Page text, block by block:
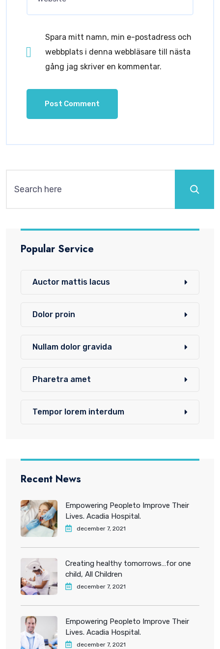
Spara mitt namn, min e-postadress och
webbplats i denna webbläsare till nästa
gång jag skriver en kommentar.
Popular Service
Auctor mattis lacus
Dolor proin
Nullam dolor gravida
Pharetra amet
Tempor lorem interdum
Recent News
Empowering Peopleto Improve Their
Lives. Acadia Hospital.
december 7, 2021
Creating healthy tomorrows…for one
child, All Children
december 7, 2021
Empowering Peopleto Improve Their
Lives. Acadia Hospital.
december 7, 2021